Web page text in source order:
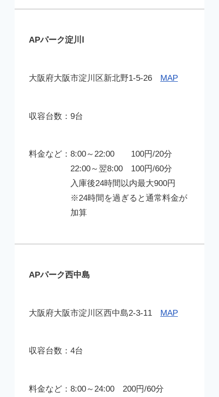
APパーク淀川Ⅰ
大阪府大阪市淀川区新北野1-5-26 MAP
9台
8:00～22:00 100円/20分
22:00～翌8:00 100円/60分
入庫後24時間以内最大900円
※24時間を過ぎると通常料金が
加算
APパーク西中島
大阪府大阪市淀川区西中島2-3-11 MAP
4台
8:00～24:00 200円/60分